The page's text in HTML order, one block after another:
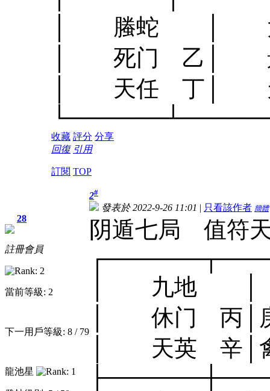
│ 螣蛇 │
│ 死门 乙│
│ 天任 丁│
收藏 評分 分享
回復 引用
訂閱 TOP
28
註冊會員
當前等級: 2
下一用戶等級: 8 / 79
龍池星
2#
發表於 2022-9-26 11:01 | 只看該作者 簡體
阴遁七局 值符
│ 九地
│ 休门 丙│
│ 天英 辛│